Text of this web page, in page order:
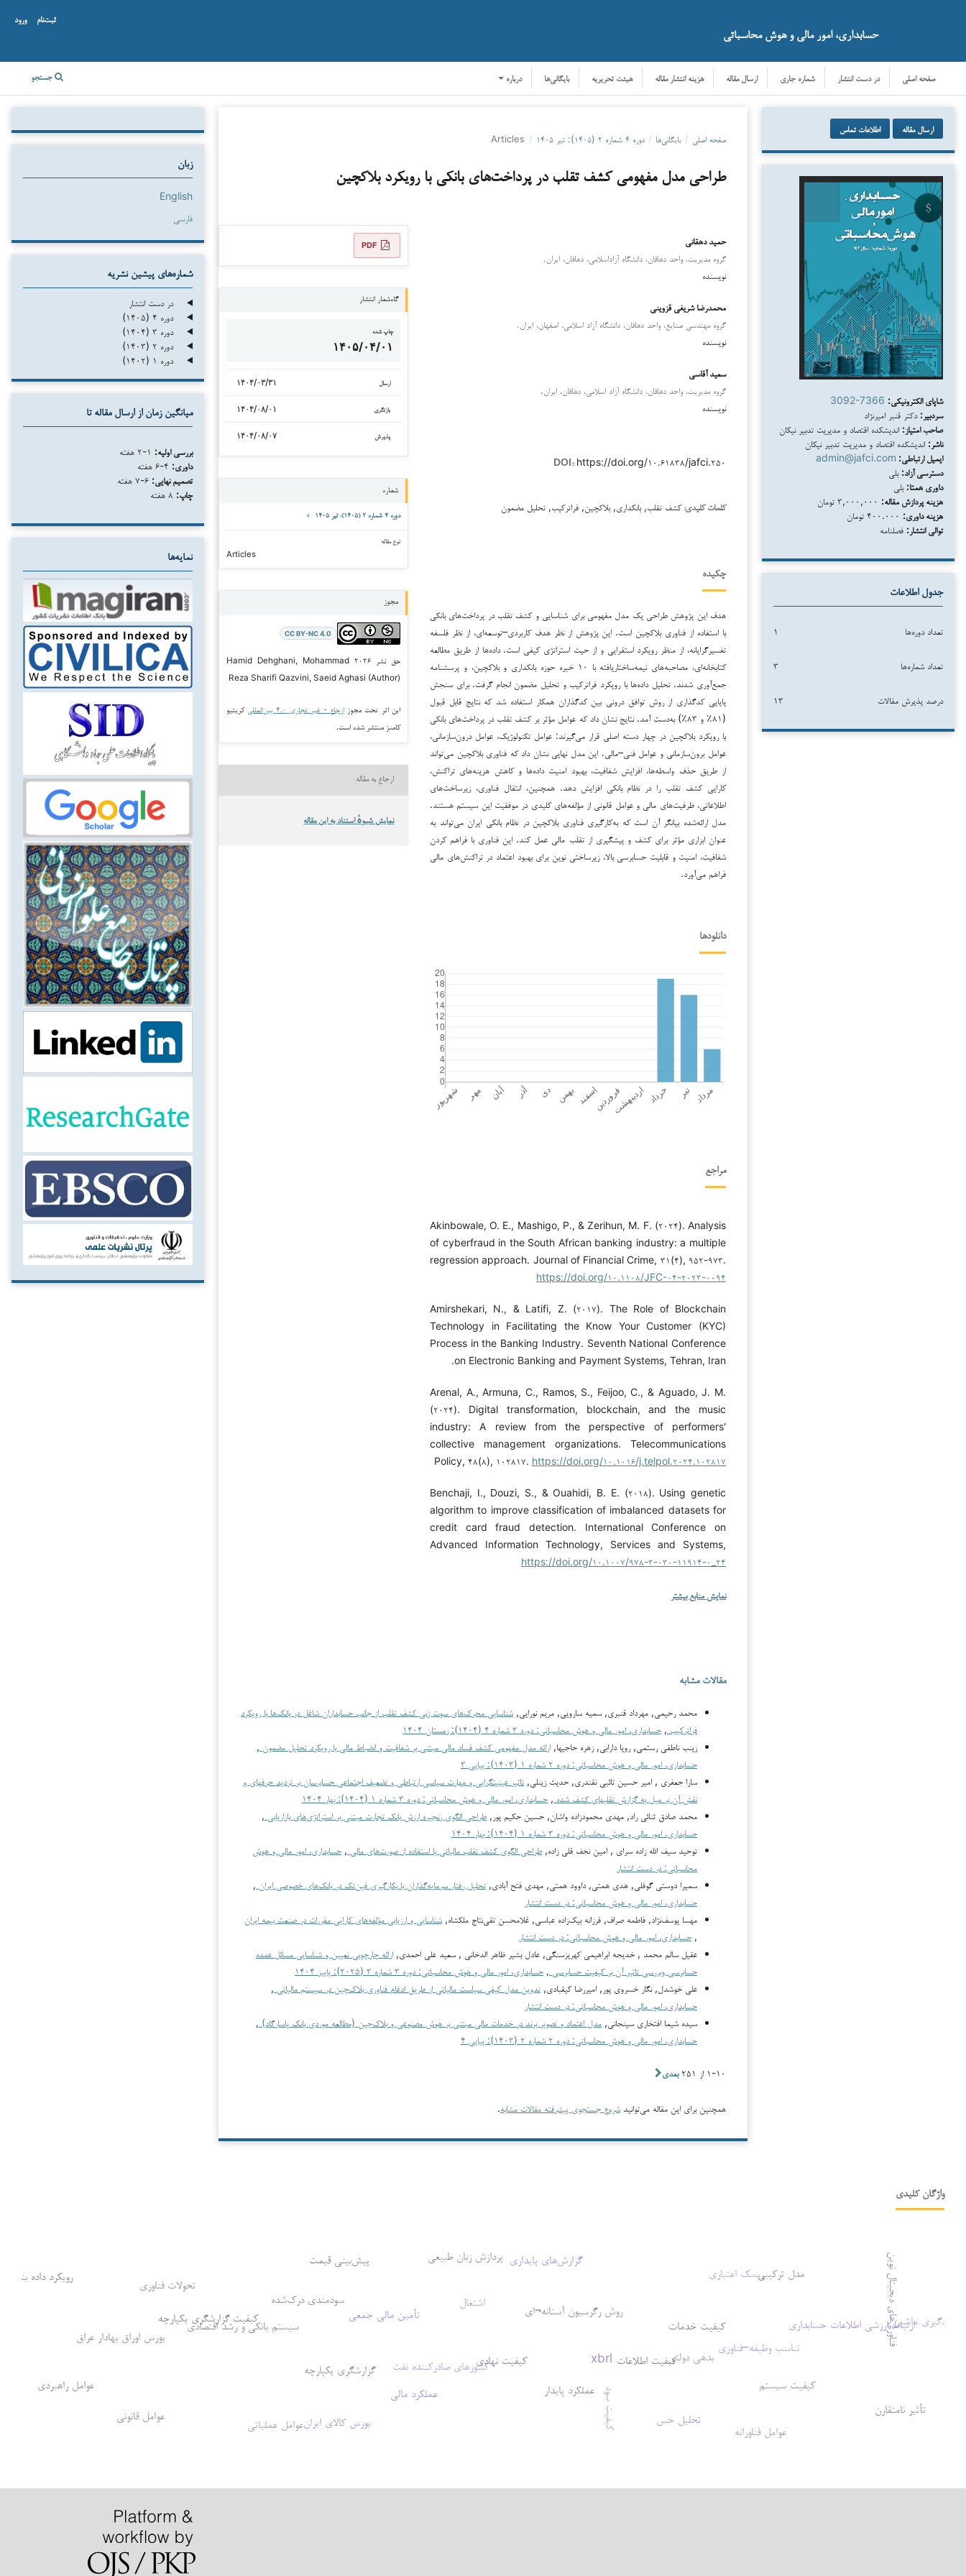
حسابداری، امور مالی و هوش محاسباتی
صفحه اصلی در دست انتشار شماره جاری ارسال مقاله هزینه انتشار مقاله هیئت تحریریه بایگانی‌ها درباره جستجو
ثبت‌نام ورود
ارسال مقاله اطلاعات تماس
شاپای الکترونیکی: 3092-7366
سردبیر: دکتر قنبر امیرنژاد
صاحب امتیاز: اندیشکده اقتصاد و مدیریت تدبیر نیکان
ناشر: اندیشکده اقتصاد و مدیریت تدبیر نیکان
ایمیل ارتباطی: admin@jafci.com
دسترسی آزاد: بلی
داوری همتا: بلی
هزینه پردازش مقاله:
هزینه داوری:
توالی انتشار: فصلنامه
جدول اطلاعات
تعداد دوره‌ها ۱
تعداد شماره‌ها ۳
درصد پذیرش مقالات ۱۳
صفحه اصلی / بایگانی‌ها / دوره ۴ شماره ۲ (۱۴۰۵): تیر ۱۴۰۵ /
Articles
طراحی مدل مفهومی کشف تقلب در پرداخت‌های بانکی با رویکرد بلاکچین
حمید دهقانی
گروه مدیریت، واحد دهاقان، دانشگاه آزاداسلامی، دهاقان، ایران.
نویسنده
محمدرضا شریفی قزوینی
گروه مهندسی صنایع، واحد دهاقان، دانشگاه آزاد اسلامی، اصفهان، ایران.
نویسنده
سعید آقاسی
گروه مدیریت، واحد دهاقان، دانشگاه آزاد اسلامی، دهاقان، ایران.
نویسنده
DOI:: https://doi.org/۱۰.۶۱۸۳۸/jafci.۲۵۰
کلمات کلیدی: کشف تقلب, بانکداری, بلاکچین, فراترکیب, تحلیل مضمون
چکیده
هدف این پژوهش طراحی یک مدل مفهومی برای شناسایی و کشف تقلب در پرداخت‌های بانکی
با استفاده از فناوری بلاکچین است. این پژوهش از نظر هدف کاربردی–توسعه‌ای، از نظر فلسفه
تفسیرگرایانه، از منظر رویکرد استقرایی و از حیث استراتژی کیفی است. داده‌ها از طریق مطالعه
کتابخانه‌ای، مصاحبه‌های نیمه‌ساختاریافته با ۱۰ خبره حوزه بانکداری و بلاکچین، و پرسشنامه
جمع‌آوری شدند. تحلیل داده‌ها با رویکرد فراترکیب و تحلیل مضمون انجام گرفت. برای سنجش
پایایی کدگذاری از روش توافق درونی بین کدگذاران همکار استفاده شد که نتایج قابل قبول
(۸۱٪ و ۸۳٪) به‌دست آمد. نتایج نشان داد که عوامل مؤثر بر کشف تقلب در پرداخت‌های بانکی
با رویکرد بلاکچین در چهار دسته اصلی قرار می‌گیرند: عوامل تکنولوژیک، عوامل درون‌سازمانی،
عوامل برون‌سازمانی و عوامل فنی–مالی. این مدل نهایی نشان داد که فناوری بلاکچین می‌تواند
از طریق حذف واسطه‌ها، افزایش شفافیت، بهبود امنیت داده‌ها و کاهش هزینه‌های تراکنش،
کارایی کشف تقلب را در نظام بانکی افزایش دهد. همچنین، انتقال فناوری، زیرساخت‌های
اطلاعاتی، ظرفیت‌های مالی و عوامل قانونی از مؤلفه‌های کلیدی در موفقیت این سیستم هستند.
مدل ارائه‌شده بیانگر آن است که به‌کارگیری فناوری بلاکچین در نظام بانکی ایران می‌تواند به
عنوان ابزاری مؤثر برای کشف و پیشگیری از تقلب مالی عمل کند. این فناوری با فراهم کردن
شفافیت، امنیت و قابلیت حسابرسی بالا، زیرساختی نوین برای بهبود اعتماد در تراکنش‌های مالی
فراهم می‌آورد.
دانلودها
مراجع
Akinbowale, O. E., Mashigo, P., & Zerihun, M. F. (۲۰۲۴). Analysis
of cyberfraud in the South African banking industry: a multiple
regression approach. Journal of Financial Crime, ۳۱(۴), ۹۵۲-۹۷۳.
https://doi.org/۱۰.۱۱۰۸/JFC-۰۴-۲۰۲۳-۰۰۹۴
Amirshekari, N., & Latifi, Z. (۲۰۱۷). The Role of Blockchain
Technology in Facilitating the Know Your Customer (KYC)
Process in the Banking Industry. Seventh National Conference
on Electronic Banking and Payment Systems, Tehran, Iran.
Arenal, A., Armuna, C., Ramos, S., Feijoo, C., & Aguado, J. M.
(۲۰۲۴). Digital transformation, blockchain, and the music
industry: A review from the perspective of performers'
collective management organizations. Telecommunications
Policy, ۴۸(۸), ۱۰۲۸۱۷. https://doi.org/۱۰.۱۰۱۶/j.telpol.۲۰۲۴.۱۰۲۸۱۷
Benchaji, I., Douzi, S., & Ouahidi, B. E. (۲۰۱۸). Using genetic
algorithm to improve classification of imbalanced datasets for
credit card fraud detection. International Conference on
Advanced Information Technology, Services and Systems,
https://doi.org/۱۰.۱۰۰۷/۹۷۸-۳-۰۳۰-۱۱۹۱۴-۰_۲۴
نمایش منابع بیشتر
PDF
گاه‌شمار انتشار
چاپ شده
۱۴۰۵/۰۴/۰۱
ارسال ۱۴۰۴/۰۳/۳۱
بازنگری ۱۴۰۴/۰۸/۰۱
پذیرش ۱۴۰۴/۰۸/۰۷
شماره
دوره ۴ شماره ۲ (۱۴۰۵): تیر ۱۴۰۵
نوع مقاله
Articles
مجوز
CC BY-NC 4.0
حق نشر ۲۰۲۶ Hamid Dehghani, Mohammad
Reza Sharifi Qazvini, Saeid Aghasi (Author)
این اثر تحت مجوزارجاع - غیر تجاری ۴.۰ بین‌المللی
کریتیو
کامنز منتشر شده است.
ارجاع به مقاله
نمایش شیوهٔ استناد به این مقاله
مقالات مشابه
محمد رحیمی, مهرداد قنبری, سمیه سارویی, مریم نورایی, شناسایی محرک‌های سوت زنی کشف تقلب از جانب حسابداران شاغل در بانک‌ها با رویکرد
فراترکیب , حسابداری، امور مالی و هوش محاسباتی: دوره ۳ شماره ۴ (۱۴۰۴): زمستان ۱۴۰۴
زینب ناطقی رستمی, رویا دارابی, زهره حاجیها, ارائه مدل مفهومی کشف فساد مالی مبتنی بر شفافیت و انضباط مالی با رویکرد تحلیل مضمون ,
حسابداری، امور مالی و هوش محاسباتی: دوره ۲ شماره ۱ (۱۴۰۳): پیاپی ۳
سارا جعفری , امیر حسین تائبی نقندری, حدیث زینلی, تاثیر عینیت­گرایی و مهارت سیاسی ارتباطی و تضعیف اجتماعی حسابرسان بر تردید حرفه­ای و
نقش آن بر میل به گزارش تقلب­های کشف شده , حسابداری، امور مالی و هوش محاسباتی: دوره ۳ شماره ۱ (۱۴۰۴): بهار ۱۴۰۴
محمد صادق ثنائی راد, مهدی محمودزاده واشان, حسین حکیم پور, طراحی الگوی زنجیره ارزش بانک تجارت مبتنی بر استراتژی‌های بازاریابی ,
حسابداری، امور مالی و هوش محاسباتی: دوره ۳ شماره ۱ (۱۴۰۴): بهار ۱۴۰۴
توحید سیف الله زاده سرای , امین نجف قلی زاده, طراحی الگوی کشف تقلب مالیاتی با استفاده از صورت‌های مالی , حسابداری، امور مالی و هوش
محاسباتی: در دست انتشار
سميرا دوستي گوفلي, هدی همتی, داوود همتی, مهدي فتح آبادي, تحلیل رفتار سرمایه‌گذاران با بکارگیری فین‌تک در بانک‌های خصوصی ایران ,
حسابداری، امور مالی و هوش محاسباتی: در دست انتشار
مهسا یوسف‌نژاد, فاطمه صراف, فرزانه بیک‌زاده عباسی, غلامحسن تقی‌نتاج ملکشاه, شناسایی و ارزیابی مؤلفه‌های کارایی مقررات در صنعت بیمه ایران
, حسابداری، امور مالی و هوش محاسباتی: در دست انتشار
عقيل سالم محمد , خدیجه ابراهیمی کهریزسنگی, عادل بشير ظاهر الدخاني , سعید علی احمدی, ارائه چارچوبی تعیین و شناسایی مسائل عمده
حسابرسی و‌بررسی تاثیر آن بر کیفیت حسابرسی , حسابداری، امور مالی و هوش محاسباتی: دوره ۳ شماره ۳ (۲۰۲۵): پاییز ۱۴۰۴
علی خوشدل, نگار خسروی پور, اميررضا كيقبادي, تدوین مدل کیفی سیاست مالیاتی از طریق ادغام فناوری بلاک‌چین در سیستم مالیاتی ,
حسابداری، امور مالی و هوش محاسباتی: در دست انتشار
سیده شیما افتخاری سینجانی, مدل اعتماد و تصویر برند در خدمات مالی مبتنی بر هوش مصنوعی و بلاک‌چین (مطالعه موردی بانک پاسارگاد) ,
حسابداری، امور مالی و هوش محاسباتی: دوره ۲ شماره ۲ (۱۴۰۳): پیاپی ۴
۱-۱۰ از ۲۵۱ بعدی
همچنین برای این مقاله می‌توانید شروع جستجوی پیشرفته مقالات مشابه.
زبان
English
فارسی
شماره‌های پیشین نشریه
در دست انتشار
دوره ۴ (۱۴۰۵)
دوره ۳ (۱۴۰۴)
دوره ۲ (۱۴۰۳)
دوره ۱ (۱۴۰۲)
میانگین زمان از ارسال مقاله تا
بررسی اولیه:
داوری:
تصمیم نهایی:
چاپ:
نمایه‌ها
واژگان کلیدی
بدهی دولتی
روش رگرسیون آستانه¬ای
اشتغال
کشورهای صادرکننده نفتکیفیت نهادی
تناسب وظیفه–فناوری
تأمین مالی جمعی
عملکرد پایدار
سودمندی درک‌شده
کیفیت اطلاعات
کیفیت سیستم
کیفیت خدمات
ریسک اعتباری
سیستم بانکی و رشد اقتصادی
گزارشگری یکپارچه
کیفیت گزارشگری یکپارچه
عملکرد مالی
ارتباط ارزشی اطلاعات حسابداری
کیفیت سود
بورس اوراق بهادار عراق
گزارش‌های پایداری
تأثیر نامتقارن
فناوری‌های دیجیتال نوین تحولات فناوری
رویکرد داده بنیاد
بورس کالای ایران
پردازش زبان طبیعی
تحلیل حس
پیش‌بینی قیمت
مدل ترکیبی
یادگیری ماشین
عوامل فناورانه
عوامل قانونی
عوامل عملیاتی
عوامل راهبردی
xbrl